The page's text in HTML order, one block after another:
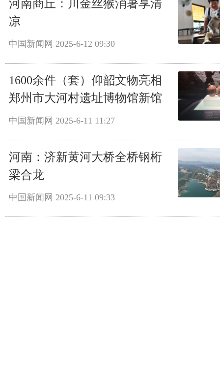
河南商丘：川金丝猴消暑享清
凉
中国新闻网 2025-6-12 09:30
1600余件（套）仰韶文物亮相
郑州市大河村遗址博物馆新馆
中国新闻网 2025-6-11 11:27
河南：济新黄河大桥全桥钢桁
梁合龙
中国新闻网 2025-6-11 09:33